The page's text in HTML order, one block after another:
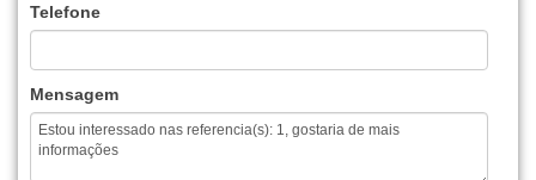
Telefone
Mensagem